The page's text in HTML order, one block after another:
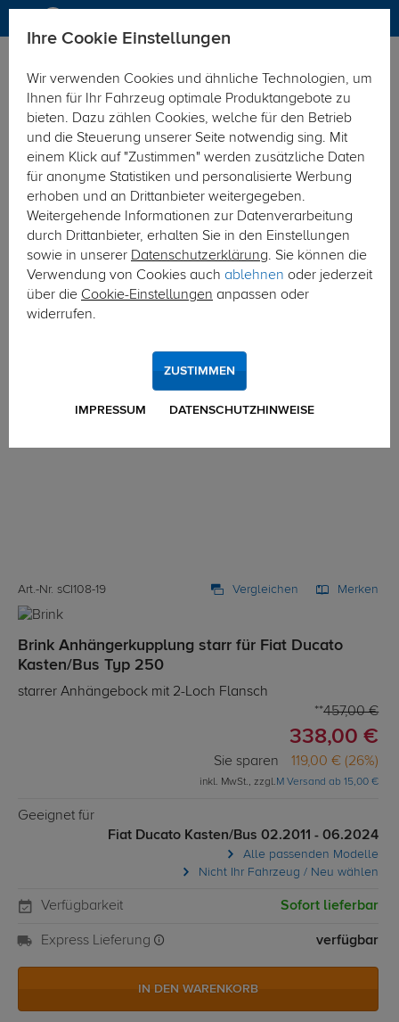
Hier geht's zur Fahrzeugübersicht: Fiat Ducato Kasten/Bus
Art.-Nr. sCI108-19 Vergleichen Merken
Brink Anhängerkupplung starr für Fiat Ducato
Kasten/Bus Typ 250
starrer Anhängebock mit 2-Loch Flansch
457,00 €
338,00 €
Sie sparen 119,00 € (26%)
inkl. MwSt., zzgl.M Versand ab 15,00 €
Geeignet für
Fiat Ducato Kasten/Bus 02.2011 - 06.2024
Alle passenden Modelle
Nicht Ihr Fahrzeug / Neu wählen
Verfügbarkeit Sofort lieferbar
Express Lieferung verfügbar
IN DEN WARENKORB
Ihre Cookie Einstellungen
Wir verwenden Cookies und ähnliche Technologien, um
Ihnen für Ihr Fahrzeug optimale Produktangebote zu
bieten. Dazu zählen Cookies, welche für den Betrieb
und die Steuerung unserer Seite notwendig sing. Mit
einem Klick auf "Zustimmen" werden zusätzliche Daten
für anonyme Statistiken und personalisierte Werbung
erhoben und an Drittanbieter weitergegeben.
Weitergehende Informationen zur Datenverarbeitung
durch Drittanbieter, erhalten Sie in den Einstellungen
sowie in unserer Datenschutzerklärung. Sie können die
Verwendung von Cookies auch ablehnen oder jederzeit
über die Cookie-Einstellungen anpassen oder
widerrufen.
IMPRESSUM DATENSCHUTZHINWEISE
ZUSTIMMEN